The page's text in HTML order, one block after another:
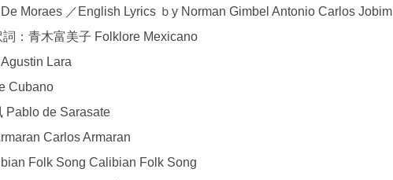
Moraes ／English Lyrics ｂy Norman Gimbel Antonio Carlos Jobim
：青木富美子 Folklore Mexicano
Lara
Cubano
Pablo de Sarasate
Carlos Armaran
Folk Song Calibian Folk Song